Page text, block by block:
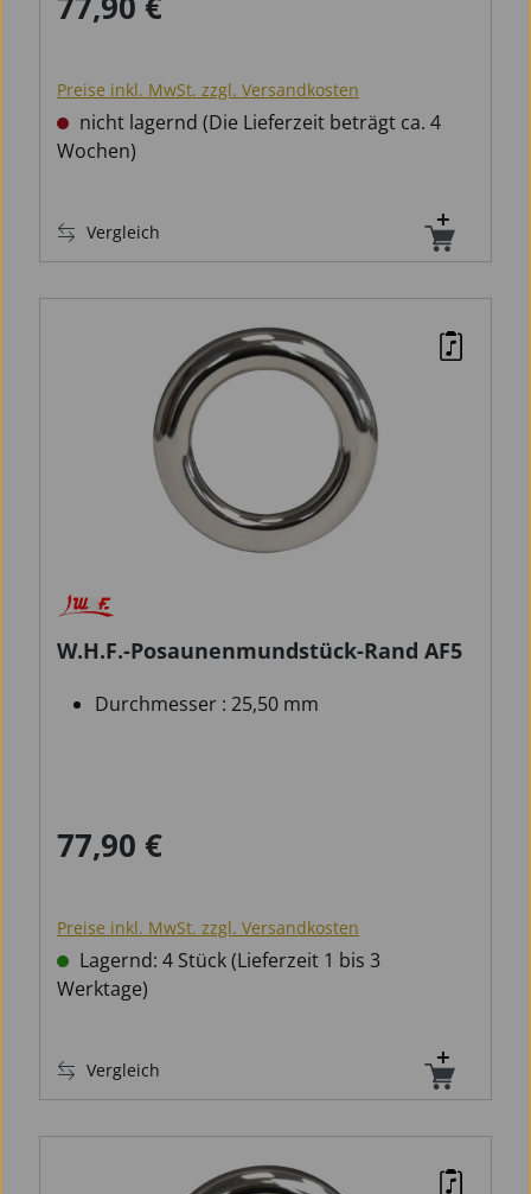
Regulärer Preis:
Preise inkl. MwSt. zzgl. Versandkosten
nicht lagernd (Die Lieferzeit beträgt ca. 4
Wochen)
Vergleich
W.H.F.-Posaunenmundstück-Rand AF5
Durchmesser : 25,50 mm
Regulärer Preis:
77,90 €
Preise inkl. MwSt. zzgl. Versandkosten
Lagernd: 4 Stück (Lieferzeit 1 bis 3
Werktage)
Vergleich